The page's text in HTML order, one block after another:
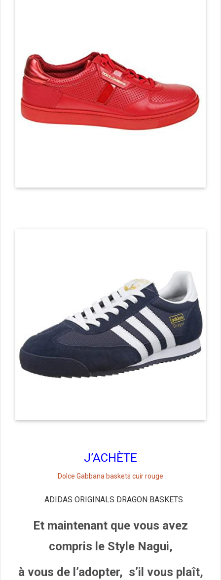
J’ACHÈTE
Dolce Gabbana baskets cuir rouge
ADIDAS ORIGINALS DRAGON BASKETS
Et maintenant que vous avez
compris le Style Nagui,
à vous de l’adopter, s’il vous plaît,